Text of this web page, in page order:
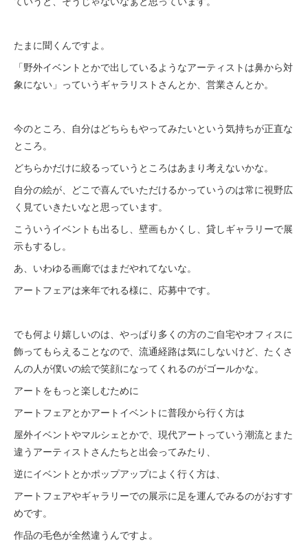
たまに聞くんですよ。
「野外イベントとかで出しているようなアーティストは鼻から対
象にない」っていうギャラリストさんとか、営業さんとか。
今のところ、自分はどちらもやってみたいという気持ちが正直な
ところ。
どちらかだけに絞るっていうところはあまり考えないかな。
自分の絵が、どこで喜んでいただけるかっていうのは常に視野広
く見ていきたいなと思っています。
こういうイベントも出るし、壁画もかくし、貸しギャラリーで展
示もするし。
あ、いわゆる画廊ではまだやれてないな。
アートフェアは来年でれる様に、応募中です。
でも何より嬉しいのは、やっぱり多くの方のご自宅やオフィスに
飾ってもらえることなので、流通経路は気にしないけど、たくさ
んの人が僕いの絵で笑顔になってくれるのがゴールかな。
アートをもっと楽しむために
アートフェアとかアートイベントに普段から行く方は
屋外イベントやマルシェとかで、現代アートっていう潮流とまた
違うアーティストさんたちと出会ってみたり、
逆にイベントとかポップアップによく行く方は、
アートフェアやギャラリーでの展示に足を運んでみるのがおすす
めです。
作品の毛色が全然違うんですよ。